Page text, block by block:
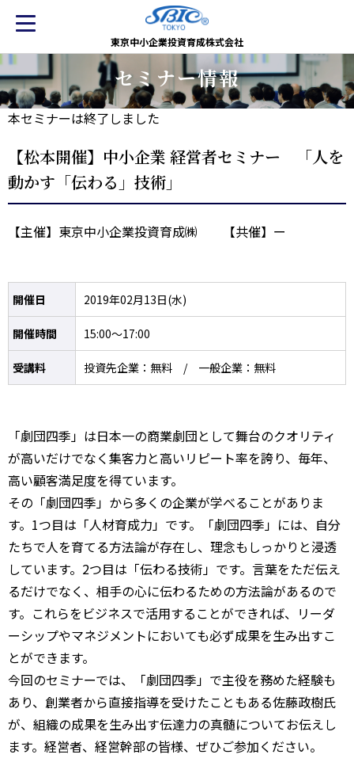
東京中小企業投資育成株式会社
セミナー情報
本セミナーは終了しました
【松本開催】中小企業 経営者セミナー 「人を
動かす「伝わる」技術」
【主催】東京中小企業投資育成㈱ 【共催】ー
開催日 2019年02月13日(水)
開催時間 15:00～17:00
受講料 投資先企業：無料 / 一般企業：無料
「劇団四季」は日本一の商業劇団として舞台のクオリティ
が高いだけでなく集客力と高いリピート率を誇り、毎年、
高い顧客満足度を得ています。
その「劇団四季」から多くの企業が学べることがありま
す。1つ目は「人材育成力」です。「劇団四季」には、自分
たちで人を育てる方法論が存在し、理念もしっかりと浸透
しています。2つ目は「伝わる技術」です。言葉をただ伝え
るだけでなく、相手の心に伝わるための方法論があるので
す。これらをビジネスで活用することができれば、リーダ
ーシップやマネジメントにおいても必ず成果を生み出すこ
とができます。
今回のセミナーでは、「劇団四季」で主役を務めた経験も
あり、創業者から直接指導を受けたこともある佐藤政樹氏
が、組織の成果を生み出す伝達力の真髄についてお伝えし
ます。経営者、経営幹部の皆様、ぜひご参加ください。